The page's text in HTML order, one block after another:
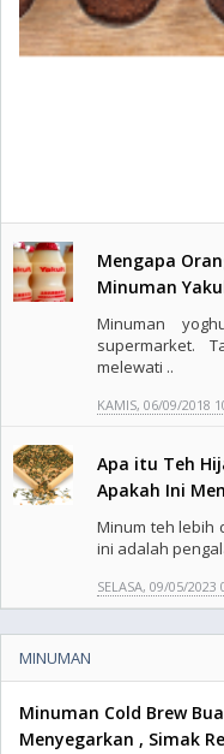
Mengapa
Minuman
Minuman
supermarket.
melewati ..
KAMIS, 06/09/2018
Apa itu Teh
Apakah Ini
Minum teh lebih
ini adalah
SELASA, 09/05/2023
MINUMAN
Minuman Cold Brew
Menyegarkan , Simak